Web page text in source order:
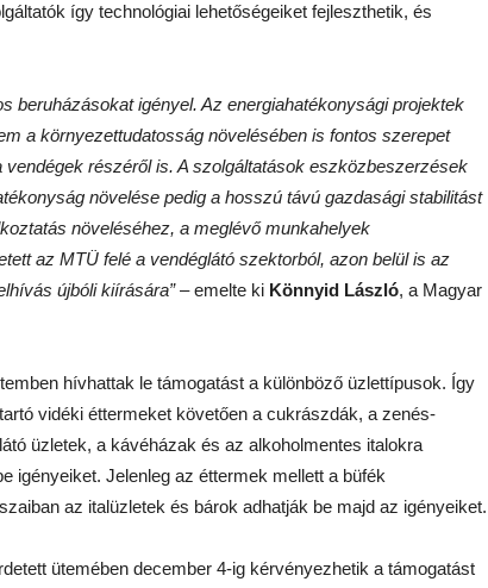
így technológiai lehetőségeiket fejleszthetik, és
beruházásokat igényel. Az energiahatékonysági projektek
a környezettudatosság növelésében is fontos szerepet
részéről is. A szolgáltatások eszközbeszerzések
növelése pedig a hosszú távú gazdasági stabilitást
növeléséhez, a meglévő munkahelyek
az MTÜ felé a vendéglátó szektorból, azon belül is az
újbóli kiírására”– emelte ki Könnyid László, a Magyar
hívhattak le támogatást a különböző üzlettípusok. Így
vidéki éttermeket követően a cukrászdák, a zenés-
üzletek, a kávéházak és az alkoholmentes italokra
igényeiket. Jelenleg az éttermek mellett a büfék
az italüzletek és bárok adhatják be majd az igényeiket.
ütemében december 4-ig kérvényezhetik a támogatást